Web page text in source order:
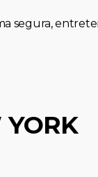
segura,
YORK